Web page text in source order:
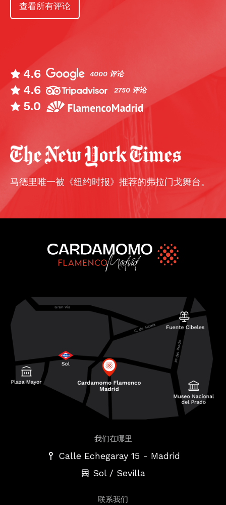
查看所有评论
4.6 4000 评论
4.6 2750 评论
5.0
马德里唯一被《纽约时报》推荐的弗拉门戈舞台。
我们在哪里
Calle Echegaray 15 - Madrid
Sol / Sevilla
联系我们